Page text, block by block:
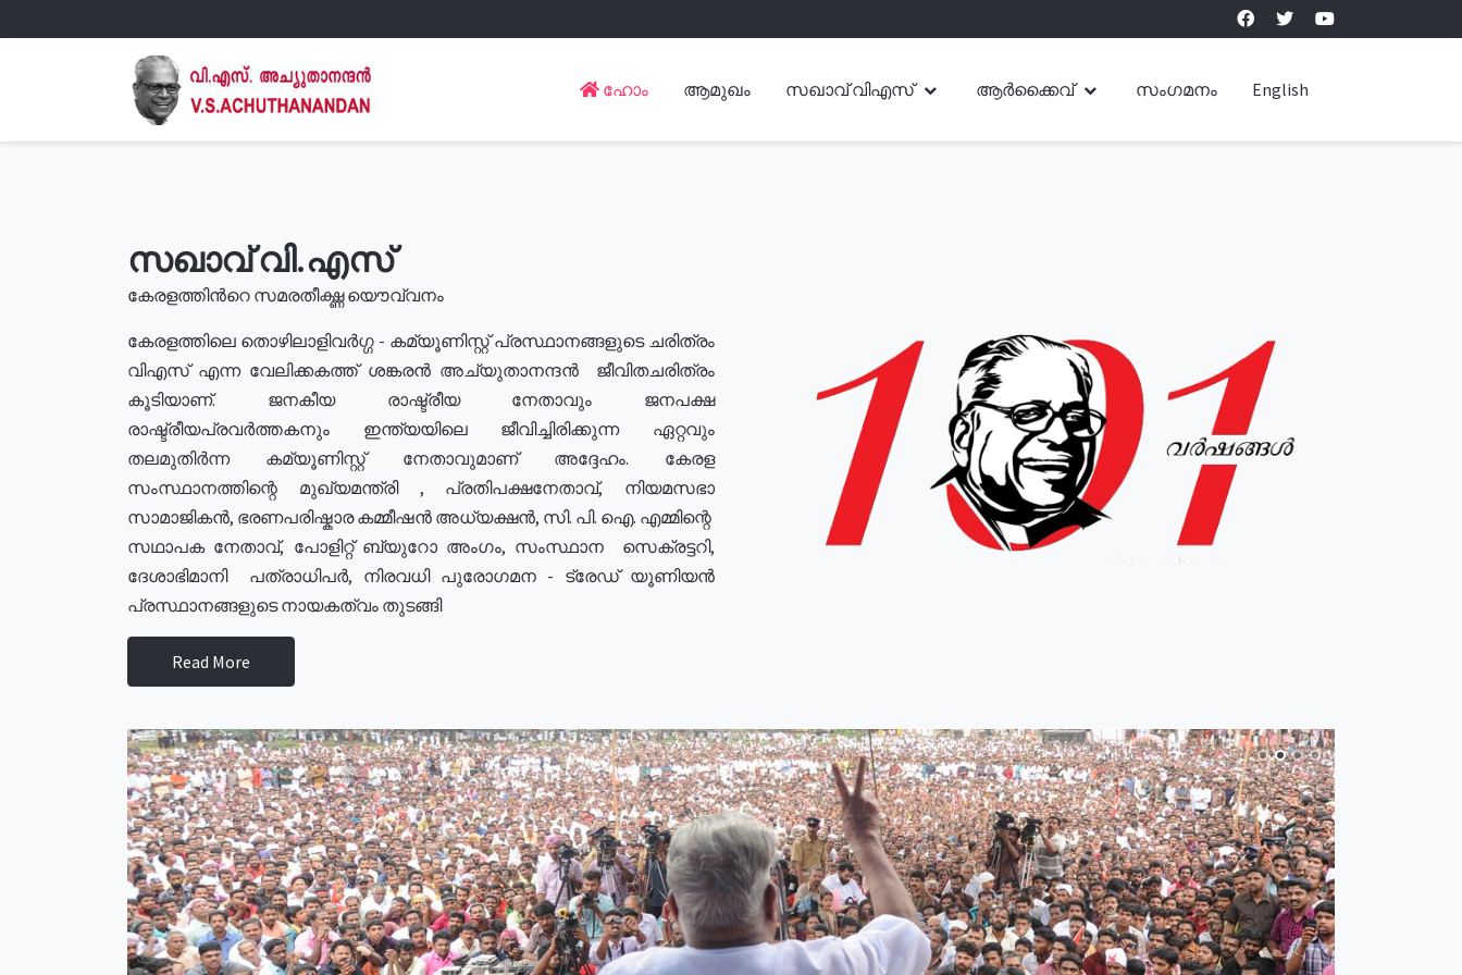
ഹോം ആമുഖം സഖാവ് വിഎസ് ആർക്കൈവ് സംഗമനം English
സഖാവ് വി.എസ്
കേരളത്തിൻറെ സമരതീക്ഷ്ണ യൌവ്വനം
കേരളത്തിലെ തൊഴിലാളിവർഗ്ഗ - കമ്യൂണിസ്റ്റ് പ്രസ്ഥാനങ്ങളുടെ ചരിത്രം
വിഎസ് എന്ന വേലിക്കകത്ത് ശങ്കരൻ അച്യുതാനന്ദൻ ജീവിതചരിത്രം
കൂടിയാണ്. ജനകീയ രാഷ്ട്രീയ നേതാവും ജനപക്ഷ
രാഷ്ട്രീയപ്രവർത്തകനും ഇന്ത്യയിലെ ജീവിച്ചിരിക്കുന്ന ഏറ്റവും
തലമുതിർന്ന കമ്യൂണിസ്റ്റ് നേതാവുമാണ് അദ്ദേഹം. കേരള
സംസ്ഥാനത്തിന്റെ മുഖ്യമന്ത്രി , പ്രതിപക്ഷനേതാവ്, നിയമസഭാ
സാമാജികൻ, ഭരണപരിഷ്കാര കമ്മീഷൻ അധ്യക്ഷൻ, സി. പി. ഐ. എമ്മിന്റെ
സഥാപക നേതാവ്, പോളിറ്റ് ബ്യുറോ അംഗം, സംസ്ഥാന സെക്രട്ടറി,
ദേശാഭിമാനി പത്രാധിപർ, നിരവധി പുരോഗമന - ട്രേഡ് യൂണിയൻ
പ്രസ്ഥാനങ്ങളുടെ നായകത്വം തുടങ്ങി
Read More